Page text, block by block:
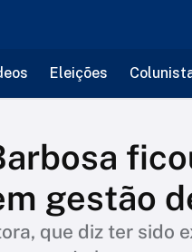
Eleições
gestão
que diz ter sido